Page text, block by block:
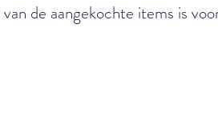
de aangekochte items is